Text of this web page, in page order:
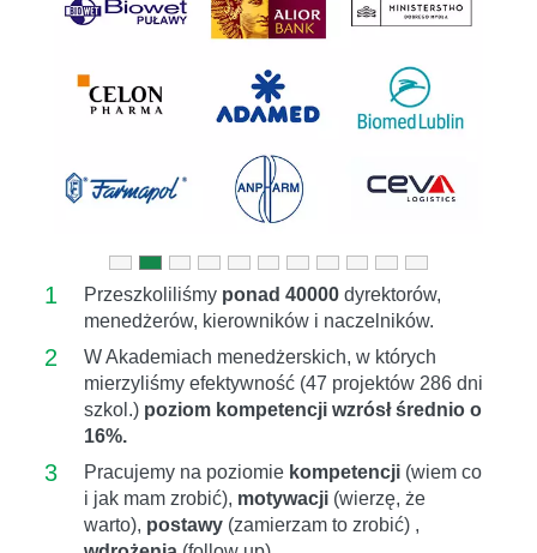
1 Przeszkoliliśmy ponad 40000 dyrektorów,
menedżerów, kierowników i naczelników.
2
W Akademiach menedżerskich, w których
mierzyliśmy efektywność (47 projektów 286 dni
szkol.) poziom kompetencji wzrósł średnio o
16%.
3 Pracujemy na poziomie kompetencji (wiem co
i jak mam zrobić), motywacji (wierzę, że
warto), postawy (zamierzam to zrobić) ,